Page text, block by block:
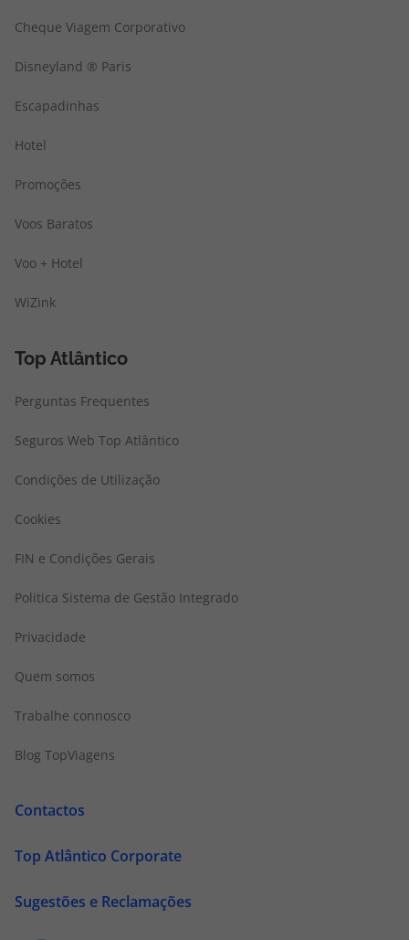
Cheque Viagem Corporativo
Disneyland ® Paris
Escapadinhas
Hotel
Promoções
Voos Baratos
Voo + Hotel
WiZink
Top Atlântico
Perguntas Frequentes
Seguros Web Top Atlântico
Condições de Utilização
Cookies
FIN e Condições Gerais
Politica Sistema de Gestão Integrado
Privacidade
Quem somos
Trabalhe connosco
Blog TopViagens
Contactos
Top Atlântico Corporate
Sugestões e Reclamações